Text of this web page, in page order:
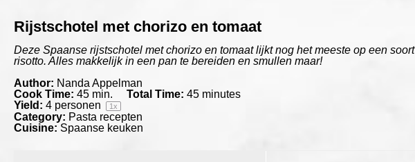
Rijstschotel met chorizo en tomaat
Deze Spaanse rijstschotel met chorizo en tomaat lijkt nog het meeste op een soort
risotto. Alles makkelijk in een pan te bereiden en smullen maar!
Author: Nanda Appelman
Cook Time: 45 min. Total Time: 45 minutes
Yield: 4 personen 1x
Category: Pasta recepten
Cuisine: Spaanse keuken